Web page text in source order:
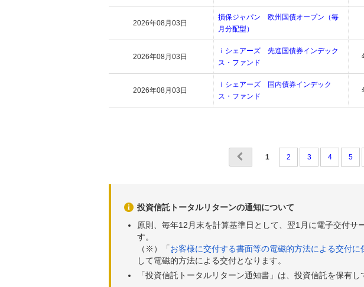
2026年08月03日
損保ジャパン 欧州国債オープン（毎
月分配型）
2026年08月03日
ｉシェアーズ 先進国債券インデック
ス・ファンド
2026年08月03日
ｉシェアーズ 国内債券インデック
ス・ファンド
1 2 3 4 5
投資信託トータルリターンの通知について
原則、毎年12月末を計算基準日として、翌1月に電子交付
す。
（※）「お客様に交付する書面等の電磁的方法による交付に
して電磁的方法による交付となります。
「投資信託トータルリターン通知書」は、投資信託を保有し